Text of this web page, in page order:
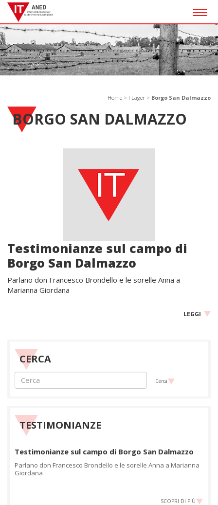
Home > I Lager > Borgo San Dalmazzo
BORGO SAN DALMAZZO
Testimonianze sul campo di
Borgo San Dalmazzo
Parlano don Francesco Brondello e le sorelle Anna a
Marianna Giordana
LEGGI
CERCA
Cerca
TESTIMONIANZE
Testimonianze sul campo di Borgo San Dalmazzo
Parlano don Francesco Brondello e le sorelle Anna a Marianna
Giordana
SCOPRI DI PIÙ